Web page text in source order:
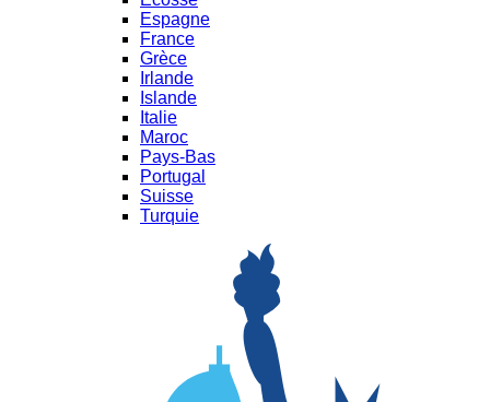
Espagne
France
Grèce
Irlande
Islande
Italie
Maroc
Pays-Bas
Portugal
Suisse
Turquie